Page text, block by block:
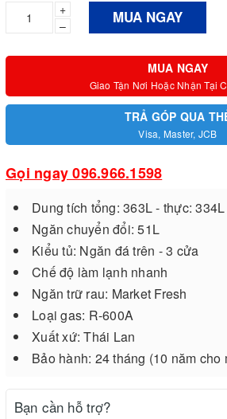
+
–
MUA NGAY
MUA NGAY
Giao Tận Nơi Hoặc Nhận Tại
TRẢ GÓP QUA
Visa, Master, JCB
Gọi ngay 096.966.1598
Dung tích tổng: 363L - thực: 334L
Ngăn chuyển đổi: 51L
Kiểu tủ: Ngăn đá trên - 3 cửa
Chế độ làm lạnh nhanh
Ngăn trữ rau: Market Fresh
Loại gas: R-600A
Xuất xứ: Thái Lan
Bảo hành: 24 tháng (10 năm cho
Bạn cần hỗ trợ?